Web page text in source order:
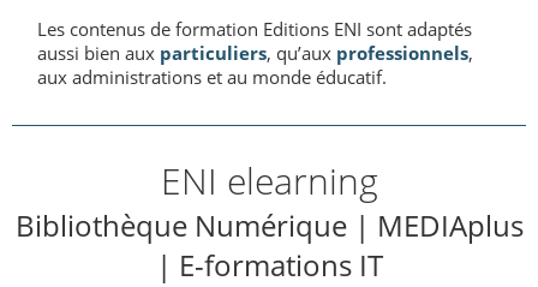
Les contenus de formation Editions ENI sont adaptés
aussi bien aux particuliers, qu’aux professionnels,
aux administrations et au monde éducatif.
ENI elearning
Bibliothèque Numérique | MEDIAplus
| E-formations IT